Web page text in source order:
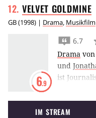
für alle
und
VELVET GOLDMINE
GB(1998) | Drama, Musikfilm
6.9
6.7
Drama von
und
ist
begibt sich
IM STREAM